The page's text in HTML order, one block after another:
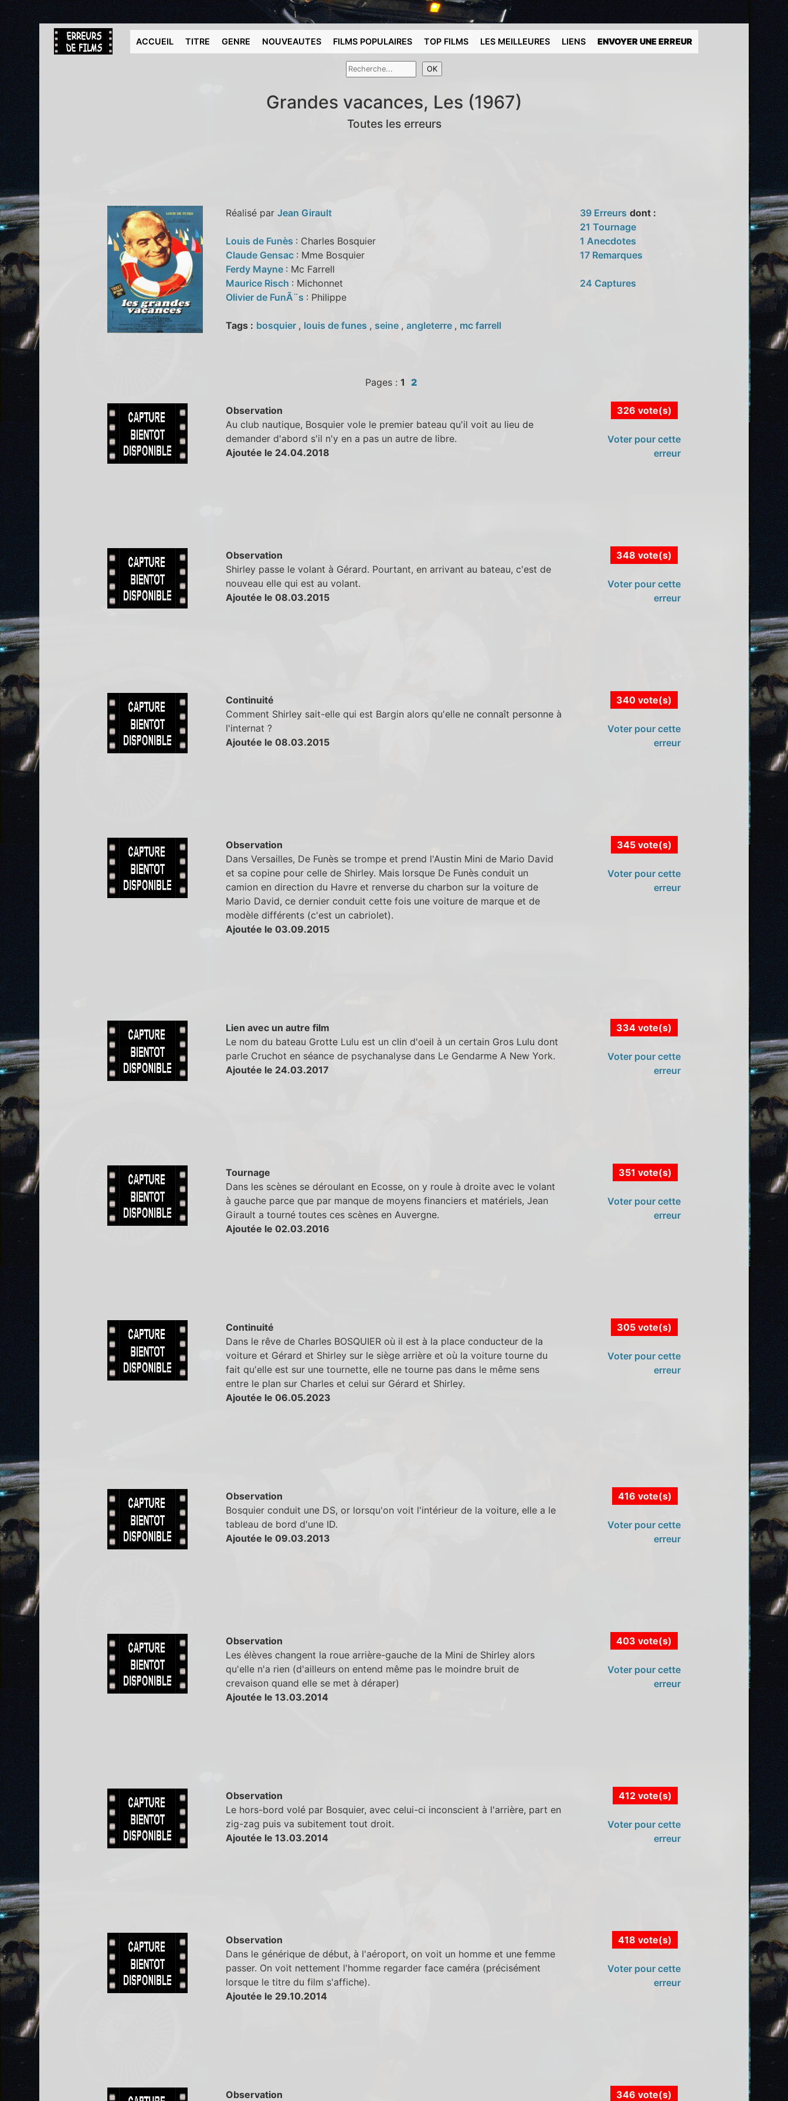
ACCUEIL TITRE GENRE NOUVEAUTES FILMS POPULAIRES TOP FILMS LES MEILLEURES LIENS ENVOYER UNE ERREUR
Grandes vacances, Les (1967)
Toutes les erreurs
Réalisé par Jean Girault
Louis de Funès : Charles Bosquier
Claude Gensac : Mme Bosquier
Ferdy Mayne : Mc Farrell
Maurice Risch : Michonnet
Olivier de FunÃ¨s : Philippe
Tags : bosquier , louis de funes , seine , angleterre , mc farrell
39 Erreurs dont :
21 Tournage
1 Anecdotes
17 Remarques
24 Captures
Pages : 1 2
Observation
Au club nautique, Bosquier vole le premier bateau qu'il voit au lieu de
demander d'abord s'il n'y en a pas un autre de libre.
Ajoutée le 24.04.2018
326 vote(s)
Voter pour cette
erreur
Observation
Shirley passe le volant à Gérard. Pourtant, en arrivant au bateau, c'est de
nouveau elle qui est au volant.
Ajoutée le 08.03.2015
348 vote(s)
Voter pour cette
erreur
Continuité
Comment Shirley sait-elle qui est Bargin alors qu'elle ne connaît personne à
l'internat ?
Ajoutée le 08.03.2015
340 vote(s)
Voter pour cette
erreur
Observation
Dans Versailles, De Funès se trompe et prend l'Austin Mini de Mario David
et sa copine pour celle de Shirley. Mais lorsque De Funès conduit un
camion en direction du Havre et renverse du charbon sur la voiture de
Mario David, ce dernier conduit cette fois une voiture de marque et de
modèle différents (c'est un cabriolet).
Ajoutée le 03.09.2015
345 vote(s)
Voter pour cette
erreur
Lien avec un autre film
Le nom du bateau Grotte Lulu est un clin d'oeil à un certain Gros Lulu dont
parle Cruchot en séance de psychanalyse dans Le Gendarme A New York.
Ajoutée le 24.03.2017
334 vote(s)
Voter pour cette
erreur
Tournage
Dans les scènes se déroulant en Ecosse, on y roule à droite avec le volant
à gauche parce que par manque de moyens financiers et matériels, Jean
Girault a tourné toutes ces scènes en Auvergne.
Ajoutée le 02.03.2016
351 vote(s)
Voter pour cette
erreur
Continuité
Dans le rêve de Charles BOSQUIER où il est à la place conducteur de la
voiture et Gérard et Shirley sur le siège arrière et où la voiture tourne du
fait qu'elle est sur une tournette, elle ne tourne pas dans le même sens
entre le plan sur Charles et celui sur Gérard et Shirley.
Ajoutée le 06.05.2023
305 vote(s)
Voter pour cette
erreur
Observation
Bosquier conduit une DS, or lorsqu'on voit l'intérieur de la voiture, elle a le
tableau de bord d'une ID.
Ajoutée le 09.03.2013
416 vote(s)
Voter pour cette
erreur
Observation
Les élèves changent la roue arrière-gauche de la Mini de Shirley alors
qu'elle n'a rien (d'ailleurs on entend même pas le moindre bruit de
crevaison quand elle se met à déraper)
Ajoutée le 13.03.2014
403 vote(s)
Voter pour cette
erreur
Observation
Le hors-bord volé par Bosquier, avec celui-ci inconscient à l'arrière, part en
zig-zag puis va subitement tout droit.
Ajoutée le 13.03.2014
412 vote(s)
Voter pour cette
erreur
Observation
Dans le générique de début, à l'aéroport, on voit un homme et une femme
passer. On voit nettement l'homme regarder face caméra (précisément
lorsque le titre du film s'affiche).
Ajoutée le 29.10.2014
418 vote(s)
Voter pour cette
erreur
Observation 346 vote(s)